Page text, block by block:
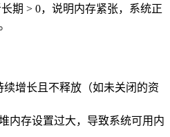
期 > 0，说明内存紧张，系统正
增长且不释放（如未关闭的资
内存设置过大，导致系统可用内